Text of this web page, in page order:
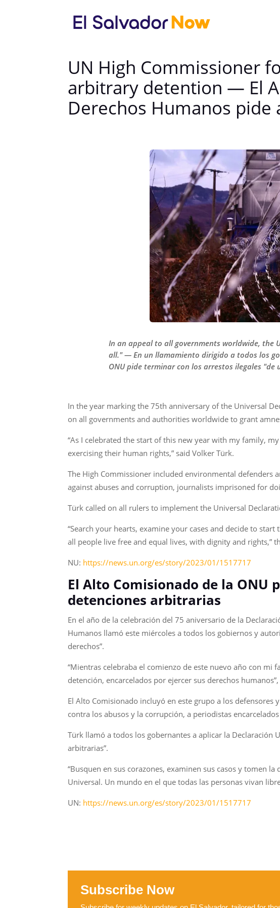
UN High Commissioner
arbitrary detention — El
Derechos Humanos
In an appeal to all governments worldwide,
all." — En un llamamiento dirigido a todos los
ONU pide terminar con los arrestos ilegales "de
In the year marking the 75th anniversary of the Universal
on all governments and authorities worldwide to grant
“As I celebrated the start of this new year with my family,
exercising their human rights,” said Volker Türk.
The High Commissioner included environmental defenders
against abuses and corruption, journalists imprisoned for
Türk called on all rulers to implement the Universal
“Search your hearts, examine your cases and decide to
all people live free and equal lives, with dignity and rights,”
NU: https://news.un.org/es/story/2023/01/1517717
El Alto Comisionado de la ONU
detenciones arbitrarias
En el año de la celebración del 75 aniversario de la
Humanos llamó este miércoles a todos los gobiernos y
derechos”.
“Mientras celebraba el comienzo de este nuevo año con
detención, encarcelados por ejercer sus derechos
El Alto Comisionado incluyó en este grupo a los defensores
contra los abusos y la corrupción, a periodistas
Türk llamó a todos los gobernantes a aplicar la Declaración
arbitrarias”.
“Busquen en sus corazones, examinen sus casos y tomen
Universal. Un mundo en el que todas las personas vivan
UN: https://news.un.org/es/story/2023/01/1517717
Subscribe Now